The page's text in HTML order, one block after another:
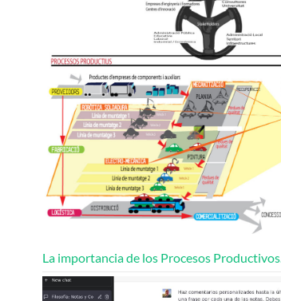
La importancia de los Procesos Productivos.